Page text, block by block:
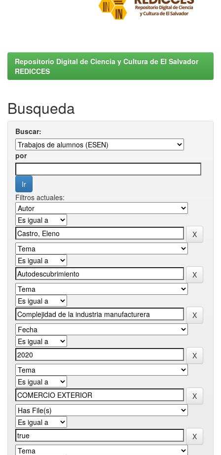
Repositorio Digital de Ciencia y Cultura de El Salvador
REDICCES
Busqueda
Buscar:
por
Filtros actuales: